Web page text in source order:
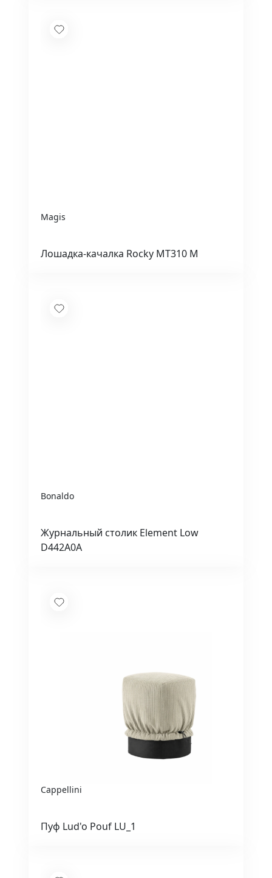
Magis
Лошадка-качалка Rocky MT310 M
Bonaldo
Журнальный столик Element Low
D442A0A
Cappellini
Пуф Lud'o Pouf LU_1